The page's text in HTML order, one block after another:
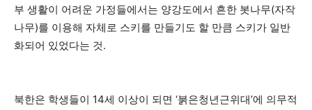
부 생활이 어려운 가정들에서는 양강도에서 흔한 봇나무(자작
나무)를 이용해 자체로 스키를 만들기도 할 만큼 스키가 일반
화되어 있었다는 것.
북한은 학생들이 14세 이상이 되면 ‘붉은청년근위대’에 의무적